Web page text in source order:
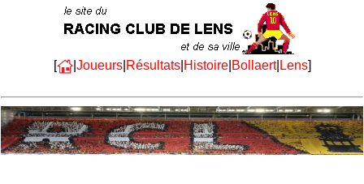
[ | Joueurs| Résultats| Histoire| Bollaert| Lens]